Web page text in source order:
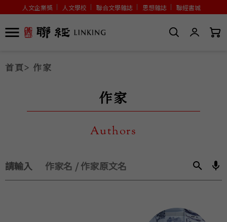
人文企業獎 人文學校 聯合文學雜誌 思想雜誌 聯經書城
首頁> 作家
作家
Authors
請輸入